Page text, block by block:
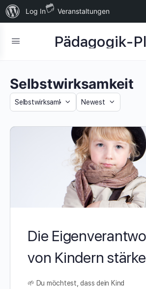
Über
WordPress
Log In Veranstaltungen
Pädagogik-
Selbstwirksamkeit
Category
Sort
Die
von Kindern
🌱 Du möchtest, dass dein Kind